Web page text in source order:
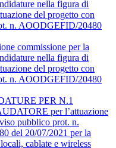
nella figura di
del progetto con
n. AOODGEFID/20480
commissione per la
nella figura di
del progetto con
n. AOODGEFID/20480
PER N.1
per l’attuazione
pubblico prot. n.
del 20/07/2021 per la
cablate e wireless